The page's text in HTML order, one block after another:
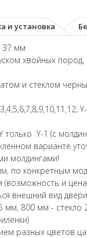
и установка
37 мм
хвойных
и стеклом
только Y-1 (с
варианте
молдингами!
по конкретным
и
внешний вид двери
мм, 800 мм - стекло
разных цветов